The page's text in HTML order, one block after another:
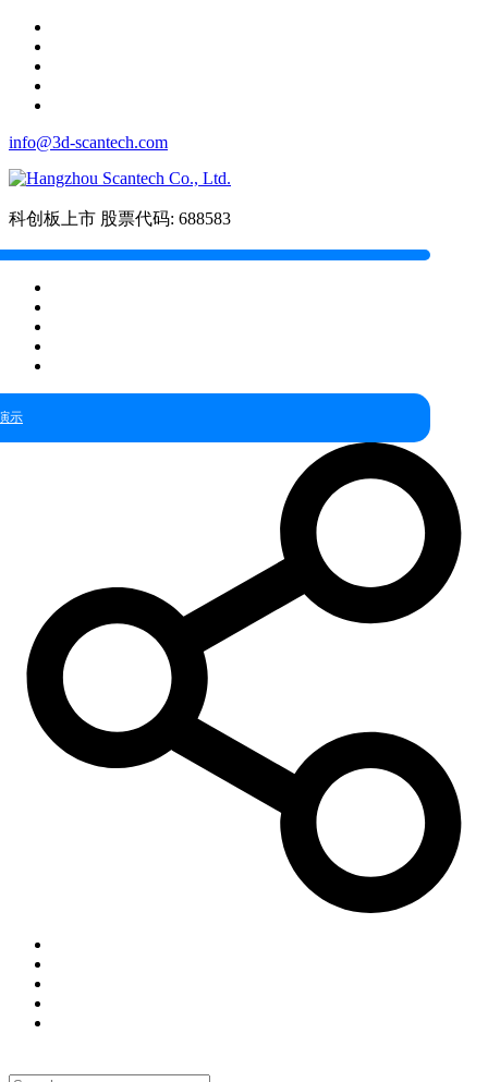
info@3d-scantech.com
科创板上市 股票代码: 688583
示